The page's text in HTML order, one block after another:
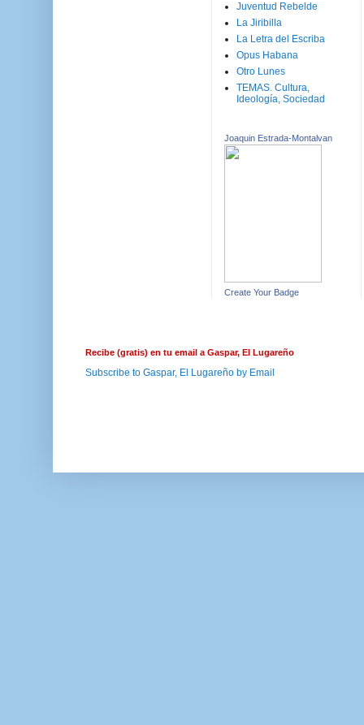
Juventud Rebelde
La Jiribilla
La Letra del Escriba
Opus Habana
Otro Lunes
TEMAS. Cultura,
Ideología, Sociedad
Joaquin Estrada-Montalvan
Create Your Badge
Recibe (gratis) en tu email a Gaspar, El Lugareño
Subscribe to Gaspar, El Lugareño by Email